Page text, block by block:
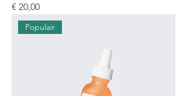
Prijs
€ 20,00
Populair